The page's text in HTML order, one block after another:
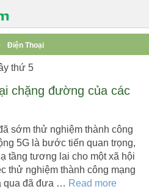
Điện Thoại
thứ 5
chặng đường của các
sớm thử nghiệm thành công
5G là bước tiến quan trọng,
tầng tương lai cho một xã hội
thử nghiệm thành công mạng
qua đã đưa … Read more